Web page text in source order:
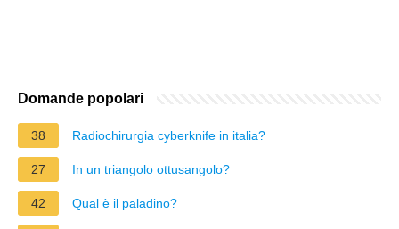
Domande popolari
38 Radiochirurgia cyberknife in italia?
27 In un triangolo ottusangolo?
42 Qual è il paladino?